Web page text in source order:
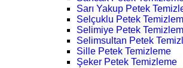
Sarı Yakup Petek
Selçuklu Petek
Selimiye Petek
Selimsultan Petek
Sille Petek Temizleme
Şeker Petek Temizleme